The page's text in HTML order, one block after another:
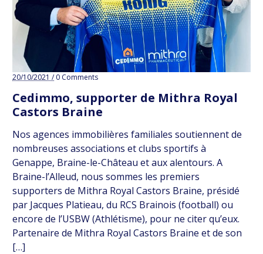
20/10/2021 / 0 Comments
Cedimmo, supporter de Mithra Royal
Castors Braine
Nos agences immobilières familiales soutiennent de
nombreuses associations et clubs sportifs à
Genappe, Braine-le-Château et aux alentours. A
Braine-l’Alleud, nous sommes les premiers
supporters de Mithra Royal Castors Braine, présidé
par Jacques Platieau, du RCS Brainois (football) ou
encore de l’USBW (Athlétisme), pour ne citer qu’eux.
Partenaire de Mithra Royal Castors Braine et de son
[…]